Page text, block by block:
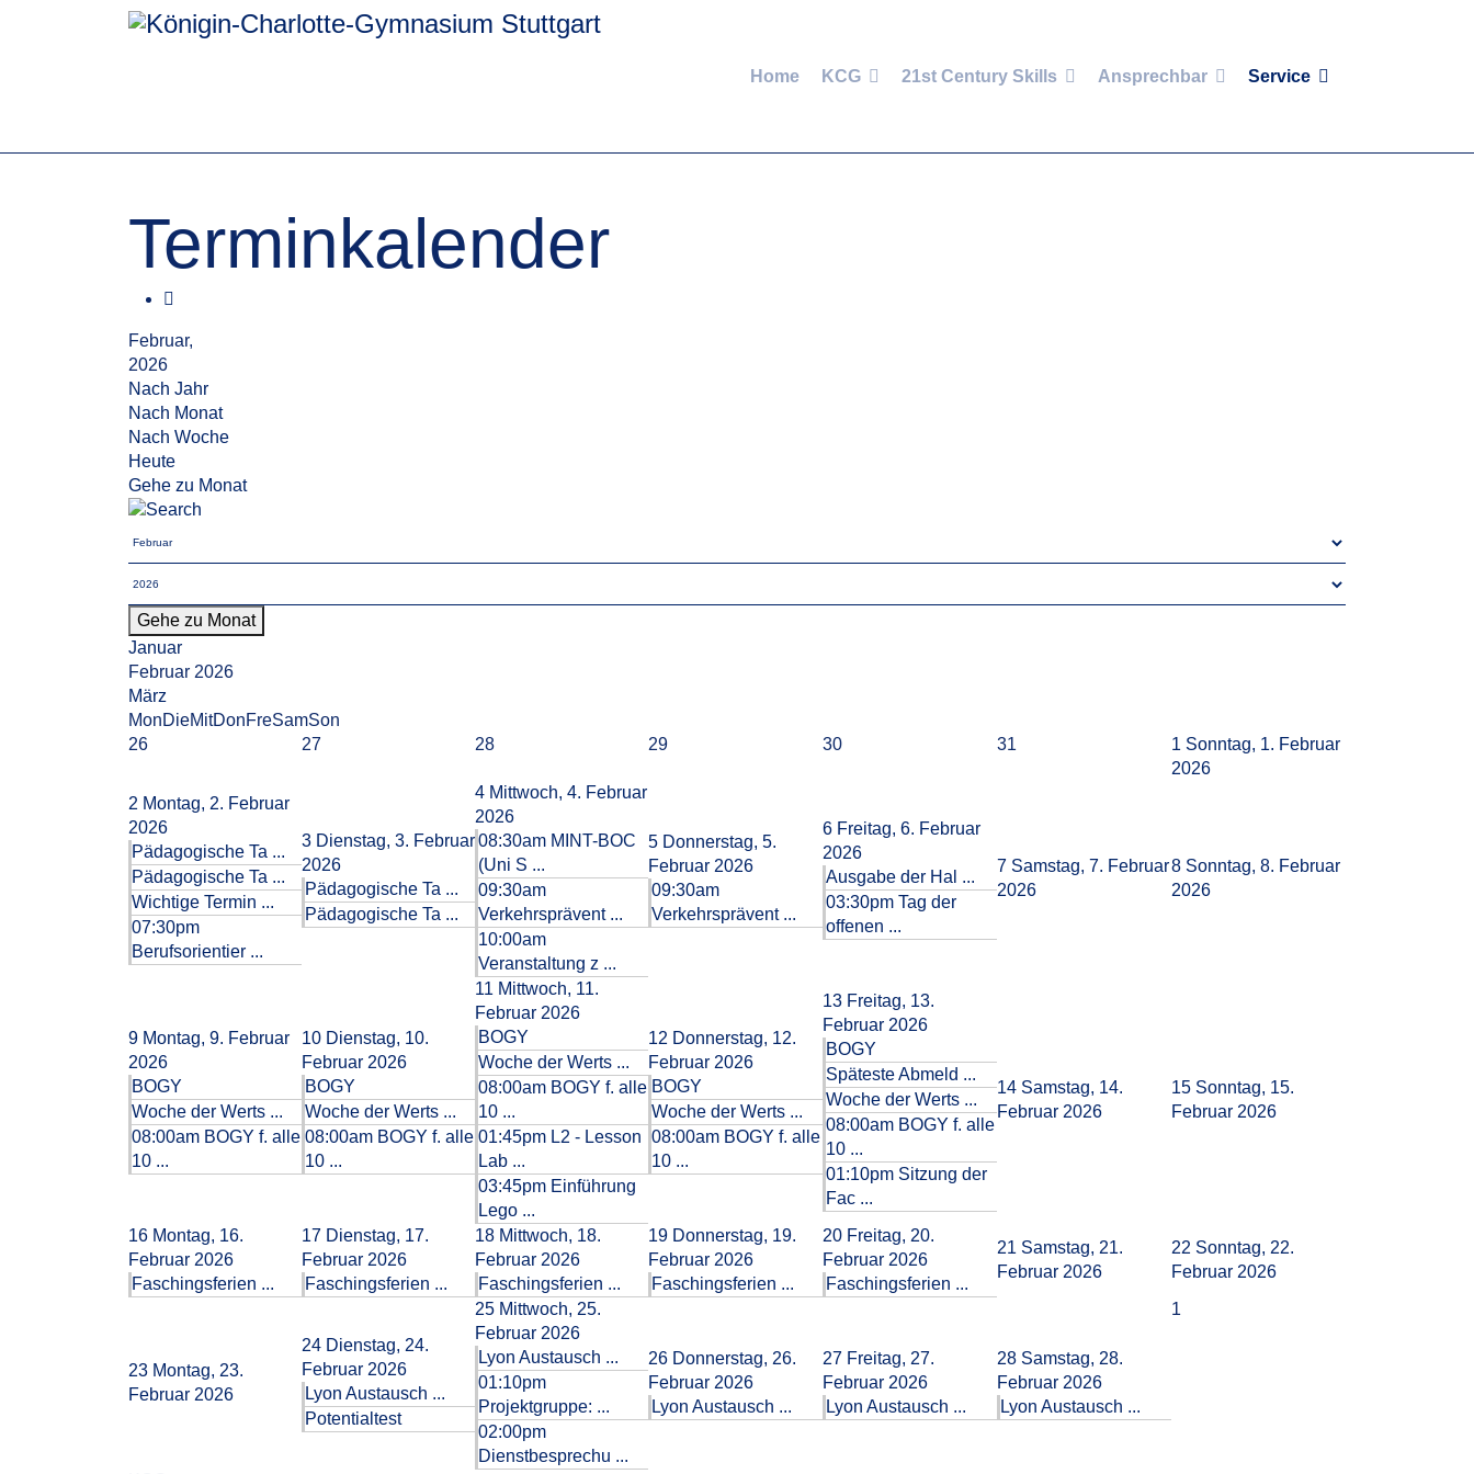
Home KCG 21st Century Skills Ansprechbar Service
Terminkalender
Februar,
2026
Nach Jahr
Nach Monat
Nach Woche
Heute
Gehe zu Monat
Gehe zu Monat
Januar
Februar 2026
März
MonDieMitDonFreSamSon
26
27 28 29 30 31 1 Sonntag, 1. Februar
2026
2 Montag, 2. Februar
2026
Pädagogische Ta ...
Pädagogische Ta ...
Wichtige Termin ...
07:30pm
Berufsorientier ...
3 Dienstag, 3. Februar
2026
Pädagogische Ta ...
Pädagogische Ta ...
4 Mittwoch, 4. Februar
2026
08:30am MINT-BOC
(Uni S ...
09:30am
Verkehrsprävent ...
10:00am
Veranstaltung z ...
5 Donnerstag, 5.
Februar 2026
09:30am
Verkehrsprävent ...
6 Freitag, 6. Februar
2026
Ausgabe der Hal ...
03:30pm Tag der
offenen ...
7 Samstag, 7. Februar
2026
8 Sonntag, 8. Februar
2026
9 Montag, 9. Februar
2026
BOGY
Woche der Werts ...
08:00am BOGY f. alle
10 ...
10 Dienstag, 10.
Februar 2026
BOGY
Woche der Werts ...
08:00am BOGY f. alle
10 ...
11 Mittwoch, 11.
Februar 2026
BOGY
Woche der Werts ...
08:00am BOGY f. alle
10 ...
01:45pm L2 - Lesson
Lab ...
03:45pm Einführung
Lego ...
12 Donnerstag, 12.
Februar 2026
BOGY
Woche der Werts ...
08:00am BOGY f. alle
10 ...
13 Freitag, 13.
Februar 2026
BOGY
Späteste Abmeld ...
Woche der Werts ...
08:00am BOGY f. alle
10 ...
01:10pm Sitzung der
Fac ...
14 Samstag, 14.
Februar 2026
15 Sonntag, 15.
Februar 2026
16 Montag, 16.
Februar 2026
Faschingsferien ...
17 Dienstag, 17.
Februar 2026
Faschingsferien ...
18 Mittwoch, 18.
Februar 2026
Faschingsferien ...
19 Donnerstag, 19.
Februar 2026
Faschingsferien ...
20 Freitag, 20.
Februar 2026
Faschingsferien ...
21 Samstag, 21.
Februar 2026
22 Sonntag, 22.
Februar 2026
23 Montag, 23.
Februar 2026
24 Dienstag, 24.
Februar 2026
Lyon Austausch ...
Potentialtest
25 Mittwoch, 25.
Februar 2026
Lyon Austausch ...
01:10pm
Projektgruppe: ...
02:00pm
Dienstbesprechu ...
26 Donnerstag, 26.
Februar 2026
Lyon Austausch ...
27 Freitag, 27.
Februar 2026
Lyon Austausch ...
28 Samstag, 28.
Februar 2026
Lyon Austausch ...
1